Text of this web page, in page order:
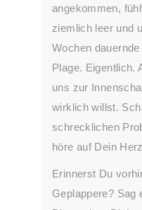
angekommen,
ziemlich leer und
Wochen
Plage. Eigentlich.
uns zur
wirklich willst.
schrecklichen
höre auf Dein
Erinnerst Du
Geplappere? Sag